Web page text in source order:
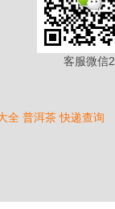
客服微信2
全 普洱茶 快递查询